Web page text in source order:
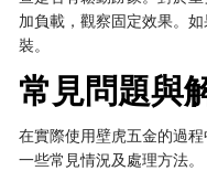
加負載，觀察固定效果。
裝。
常見問題與
在實際使用壁虎五金的過
一些常見情況及處理方法。